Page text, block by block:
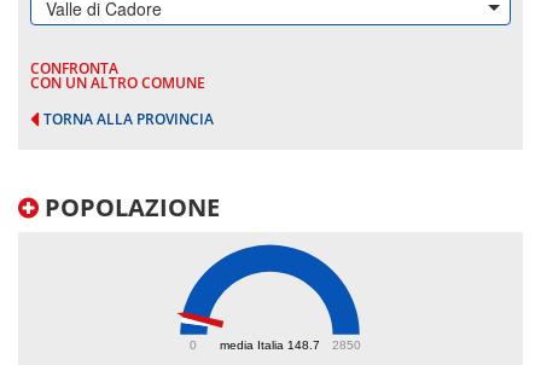
Valle di Cadore
CONFRONTA
CON UN ALTRO COMUNE
TORNA ALLA PROVINCIA
POPOLAZIONE
media Italia 148.7
0 2850